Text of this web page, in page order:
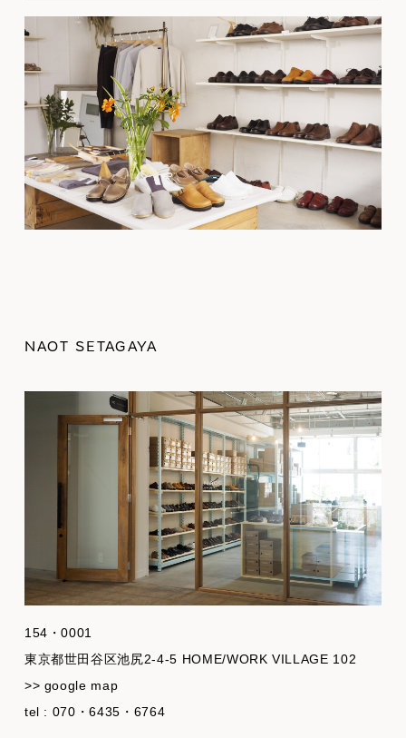
NAOT SETAGAYA
154・0001
東京都世田谷区池尻2-4-5 HOME/WORK VILLAGE 102
>> google map
tel : 070・6435・6764